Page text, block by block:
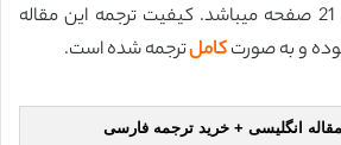
منتشر شده و ترجمه آن 21 صفحه میباشد. کیفیت ترجمه این مقاله
و به صورتکاملترجمه شده است.
مقاله انگلیسی + خرید ترجمه فارسی